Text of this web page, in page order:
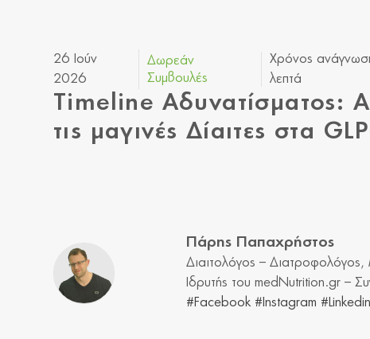
26 Ιούν
2026
Δωρεάν
Συμβουλές
Χρόνος
λεπτά
Timeline Αδυνατίσματος:
τις μαγινές Δίαιτες στα
Πάρης Παπαχρήστος
Διαιτολόγος – Διατροφολόγος,
Ιδρυτής του medNutrition.gr –
#Facebook #Instagram #Linkedin